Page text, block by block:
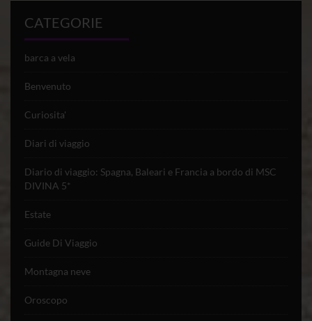
CATEGORIE
barca a vela
Benvenuto
Curiosita'
Diari di viaggio
Diario di viaggio: Spagna, Baleari e Francia a bordo di MSC
DIVINA 5*
Estate
Guide Di Viaggio
Montagna neve
Oroscopo